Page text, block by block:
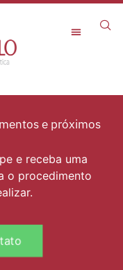
e próximos
e receba uma
o procedimento